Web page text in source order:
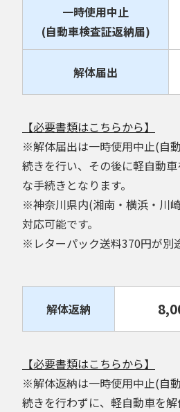
一時使用中止
(自動車検査証返納届)
解体届出
【必要書類はこちらから】
※解体届出は一時使用中止(自
続きを行い、その後に軽自動
な手続きとなります。
※神奈川県内(湘南・横浜・川
対応可能です。
※レターパック送料370円が別
解体返納
【必要書類はこちらから】
※解体返納は一時使用中止(自
続きを行わずに、軽自動車を